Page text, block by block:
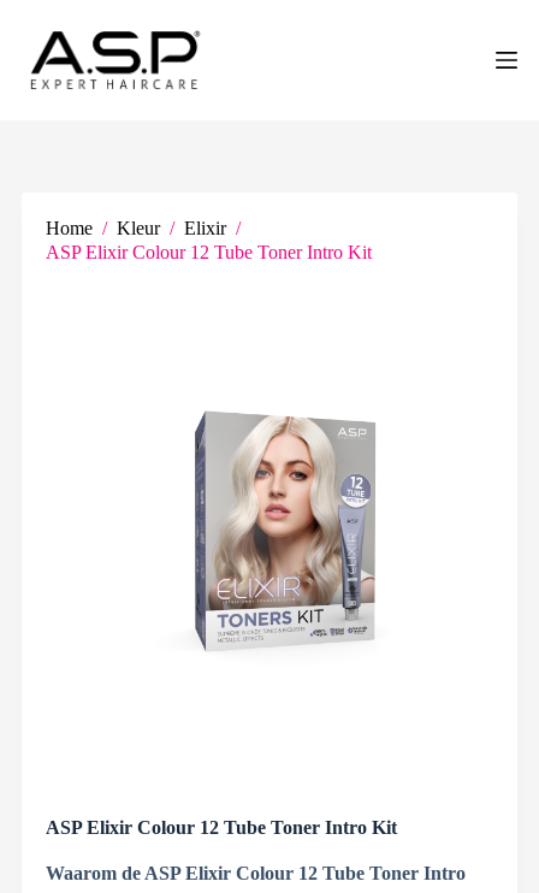
n
a
Home / Kleur / Elixir /
ASP Elixir Colour 12 Tube Toner Intro Kit
ASP Elixir Colour 12 Tube Toner Intro Kit
Waarom de ASP Elixir Colour 12 Tube Toner Intro